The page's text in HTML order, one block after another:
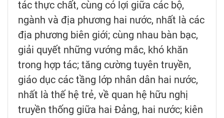
tác thực chất, cùng có lợi giữa các bộ,
ngành và địa phương hai nước, nhất là các
địa phương biên giới; cùng nhau bàn bạc,
giải quyết những vướng mắc, khó khăn
trong hợp tác; tăng cường tuyên truyền,
giáo dục các tầng lớp nhân dân hai nước,
nhất là thế hệ trẻ, về quan hệ hữu nghị
truyền thống giữa hai Đảng, hai nước; kiên